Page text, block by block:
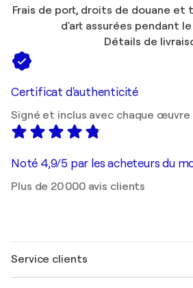
Frais de port, droits de douane et
d'art assurées pendant
Détails de
Certificat d'authenticité
Signé et inclus avec chaque œuvre
Noté 4,9/5 par les acheteurs du
Plus de 20 000 avis clients
Service clients